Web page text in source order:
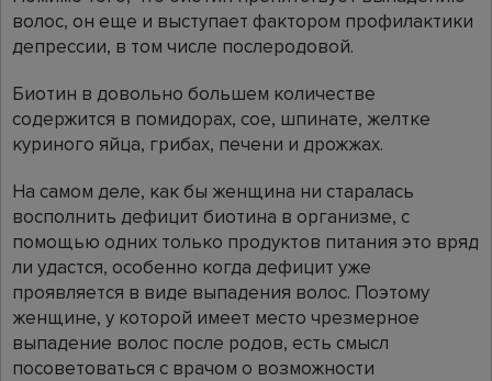
волос, он еще и выступает фактором профилактики
депрессии, в том числе послеродовой.
Биотин в довольно большем количестве
содержится в помидорах, сое, шпинате, желтке
куриного яйца, грибах, печени и дрожжах.
На самом деле, как бы женщина ни старалась
восполнить дефицит биотина в организме, с
помощью одних только продуктов питания это вряд
ли удастся, особенно когда дефицит уже
проявляется в виде выпадения волос. Поэтому
женщине, у которой имеет место чрезмерное
выпадение волос после родов, есть смысл
посоветоваться с врачом о возможности